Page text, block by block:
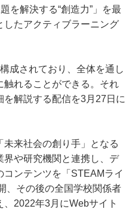
を解決する“創造力”」を最
したアクティブラーニング
成されており、全体を通し
触れることができる。それ
解説する配信を3月27日に
来社会の創り手」となる
界や研究機関と連携し、デ
ンテンツを「STEAMライ
、その後の全国学校関係者
2022年3月にWebサイト